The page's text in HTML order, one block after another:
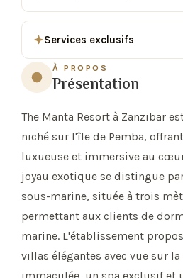
Services exclusifs
À PROPOS
Présentation
The Manta Resort à Zanzibar
niché sur l'île de Pemba,
luxueuse et immersive au
joyau exotique se distingue
sous-marine, située à trois
permettant aux clients de
marine. L'établissement
villas élégantes avec vue sur